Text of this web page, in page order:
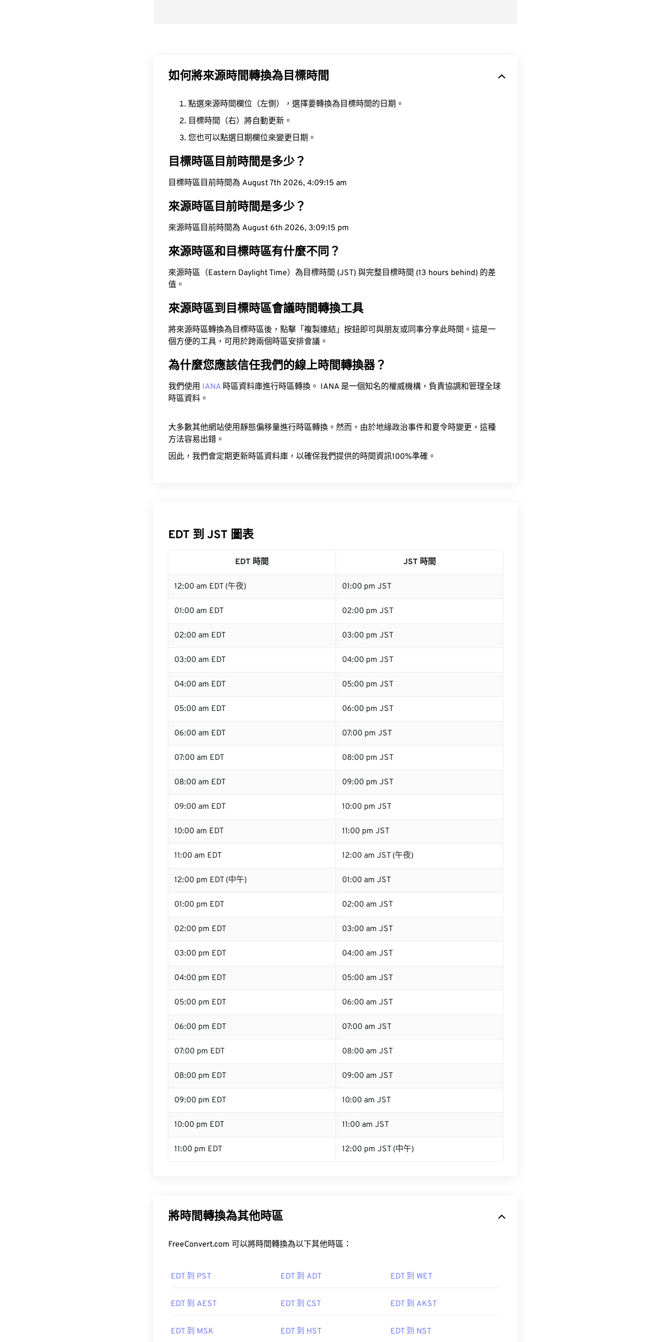
如何將來源時間轉換為目標時間
點選來源時間欄位（左側），選擇要轉換為目標時間的日期。
目標時間（右）將自動更新。
您也可以點選日期欄位來變更日期。
目標時區目前時間是多少？
目標時區目前時間為 August 7th 2026, 4:09:16 am
來源時區目前時間是多少？
來源時區目前時間為 August 6th 2026, 3:09:16 pm
來源時區和目標時區有什麼不同？
來源時區（Eastern Daylight Time）為目標時間 (JST) 與完整目標時間 (13 hours behind) 的差
值。
來源時區到目標時區會議時間轉換工具
將來源時區轉換為目標時區後，點擊「複製連結」按鈕即可與朋友或同事分享此時間。這是一
個方便的工具，可用於跨兩個時區安排會議。
為什麼您應該信任我們的線上時間轉換器？
我們使用 IANA 時區資料庫進行時區轉換。 IANA 是一個知名的權威機構，負責協調和管理全球
時區資料。
大多數其他網站使用靜態偏移量進行時區轉換。然而，由於地緣政治事件和夏令時變更，這種
方法容易出錯。
因此，我們會定期更新時區資料庫，以確保我們提供的時間資訊100%準確。
EDT 到 JST 圖表
EDT 時間 JST 時間
12:00 am EDT (午夜) 01:00 pm JST
01:00 am EDT 02:00 pm JST
02:00 am EDT 03:00 pm JST
03:00 am EDT 04:00 pm JST
04:00 am EDT 05:00 pm JST
05:00 am EDT 06:00 pm JST
06:00 am EDT 07:00 pm JST
07:00 am EDT 08:00 pm JST
08:00 am EDT 09:00 pm JST
09:00 am EDT 10:00 pm JST
10:00 am EDT 11:00 pm JST
11:00 am EDT 12:00 am JST (午夜)
12:00 pm EDT (中午) 01:00 am JST
01:00 pm EDT 02:00 am JST
02:00 pm EDT 03:00 am JST
03:00 pm EDT 04:00 am JST
04:00 pm EDT 05:00 am JST
05:00 pm EDT 06:00 am JST
06:00 pm EDT 07:00 am JST
07:00 pm EDT 08:00 am JST
08:00 pm EDT 09:00 am JST
09:00 pm EDT 10:00 am JST
10:00 pm EDT 11:00 am JST
11:00 pm EDT 12:00 pm JST (中午)
將時間轉換為其他時區
FreeConvert.com 可以將時間轉換為以下其他時區：
EDT 到 PST EDT 到 ADT EDT 到 WET
EDT 到 AEST EDT 到 CST EDT 到 AKST
EDT 到 MSK EDT 到 HST EDT 到 NST